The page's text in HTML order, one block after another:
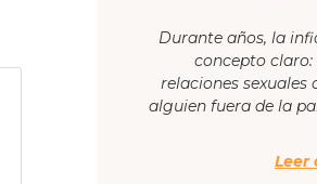
Durante años, la
concepto
relaciones sexuales
alguien fuera de la
Leer